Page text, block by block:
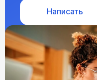
Написать